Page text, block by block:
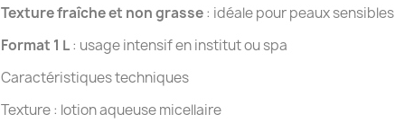
Texture fraîche et non grasse: idéale pour peaux sensibles
Format 1 L: usage intensif en institut ou spa
Caractéristiques techniques
Texture : lotion aqueuse micellaire